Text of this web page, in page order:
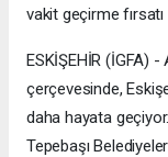
vakit geçirme fırsatı
ESKİŞEHİR (İGFA)
çerçevesinde,
daha hayata
Tepebaşı